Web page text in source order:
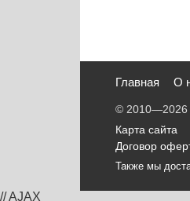
Главная О
© 2010—2026
Карта сайта
Договор
Также мы
// AJAX